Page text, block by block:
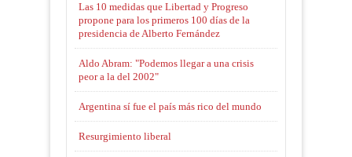
Las 10 medidas que Libertad y Progreso
propone para los primeros 100 días de la
presidencia de Alberto Fernández
Aldo Abram: "Podemos llegar a una crisis
peor a la del 2002"
Argentina sí fue el país más rico del mundo
Resurgimiento liberal